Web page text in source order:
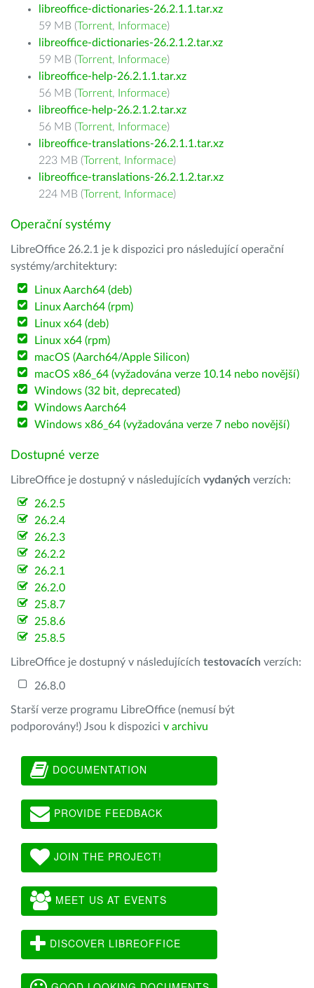
libreoffice-dictionaries-26.2.1.1.tar.xz
59 MB (Torrent, Informace)
libreoffice-dictionaries-26.2.1.2.tar.xz
59 MB (Torrent, Informace)
libreoffice-help-26.2.1.1.tar.xz
56 MB (Torrent, Informace)
libreoffice-help-26.2.1.2.tar.xz
56 MB (Torrent, Informace)
libreoffice-translations-26.2.1.1.tar.xz
223 MB (Torrent, Informace)
libreoffice-translations-26.2.1.2.tar.xz
224 MB (Torrent, Informace)
Operační systémy
LibreOffice 26.2.1 je k dispozici pro následující operační
systémy/architektury:
Linux Aarch64 (deb)
Linux Aarch64 (rpm)
Linux x64 (deb)
Linux x64 (rpm)
macOS (Aarch64/Apple Silicon)
macOS x86_64 (vyžadována verze 10.14 nebo novější)
Windows (32 bit, deprecated)
Windows Aarch64
Windows x86_64 (vyžadována verze 7 nebo novější)
Dostupné verze
LibreOffice je dostupný v následujících vydaných verzích:
26.2.5
26.2.4
26.2.3
26.2.2
26.2.1
26.2.0
25.8.7
25.8.6
25.8.5
LibreOffice je dostupný v následujících testovacích verzích:
26.8.0
Starší verze programu LibreOffice (nemusí být
podporovány!) Jsou k dispozici v archivu
DOCUMENTATION
PROVIDE FEEDBACK
JOIN THE PROJECT!
MEET US AT EVENTS
DISCOVER LIBREOFFICE